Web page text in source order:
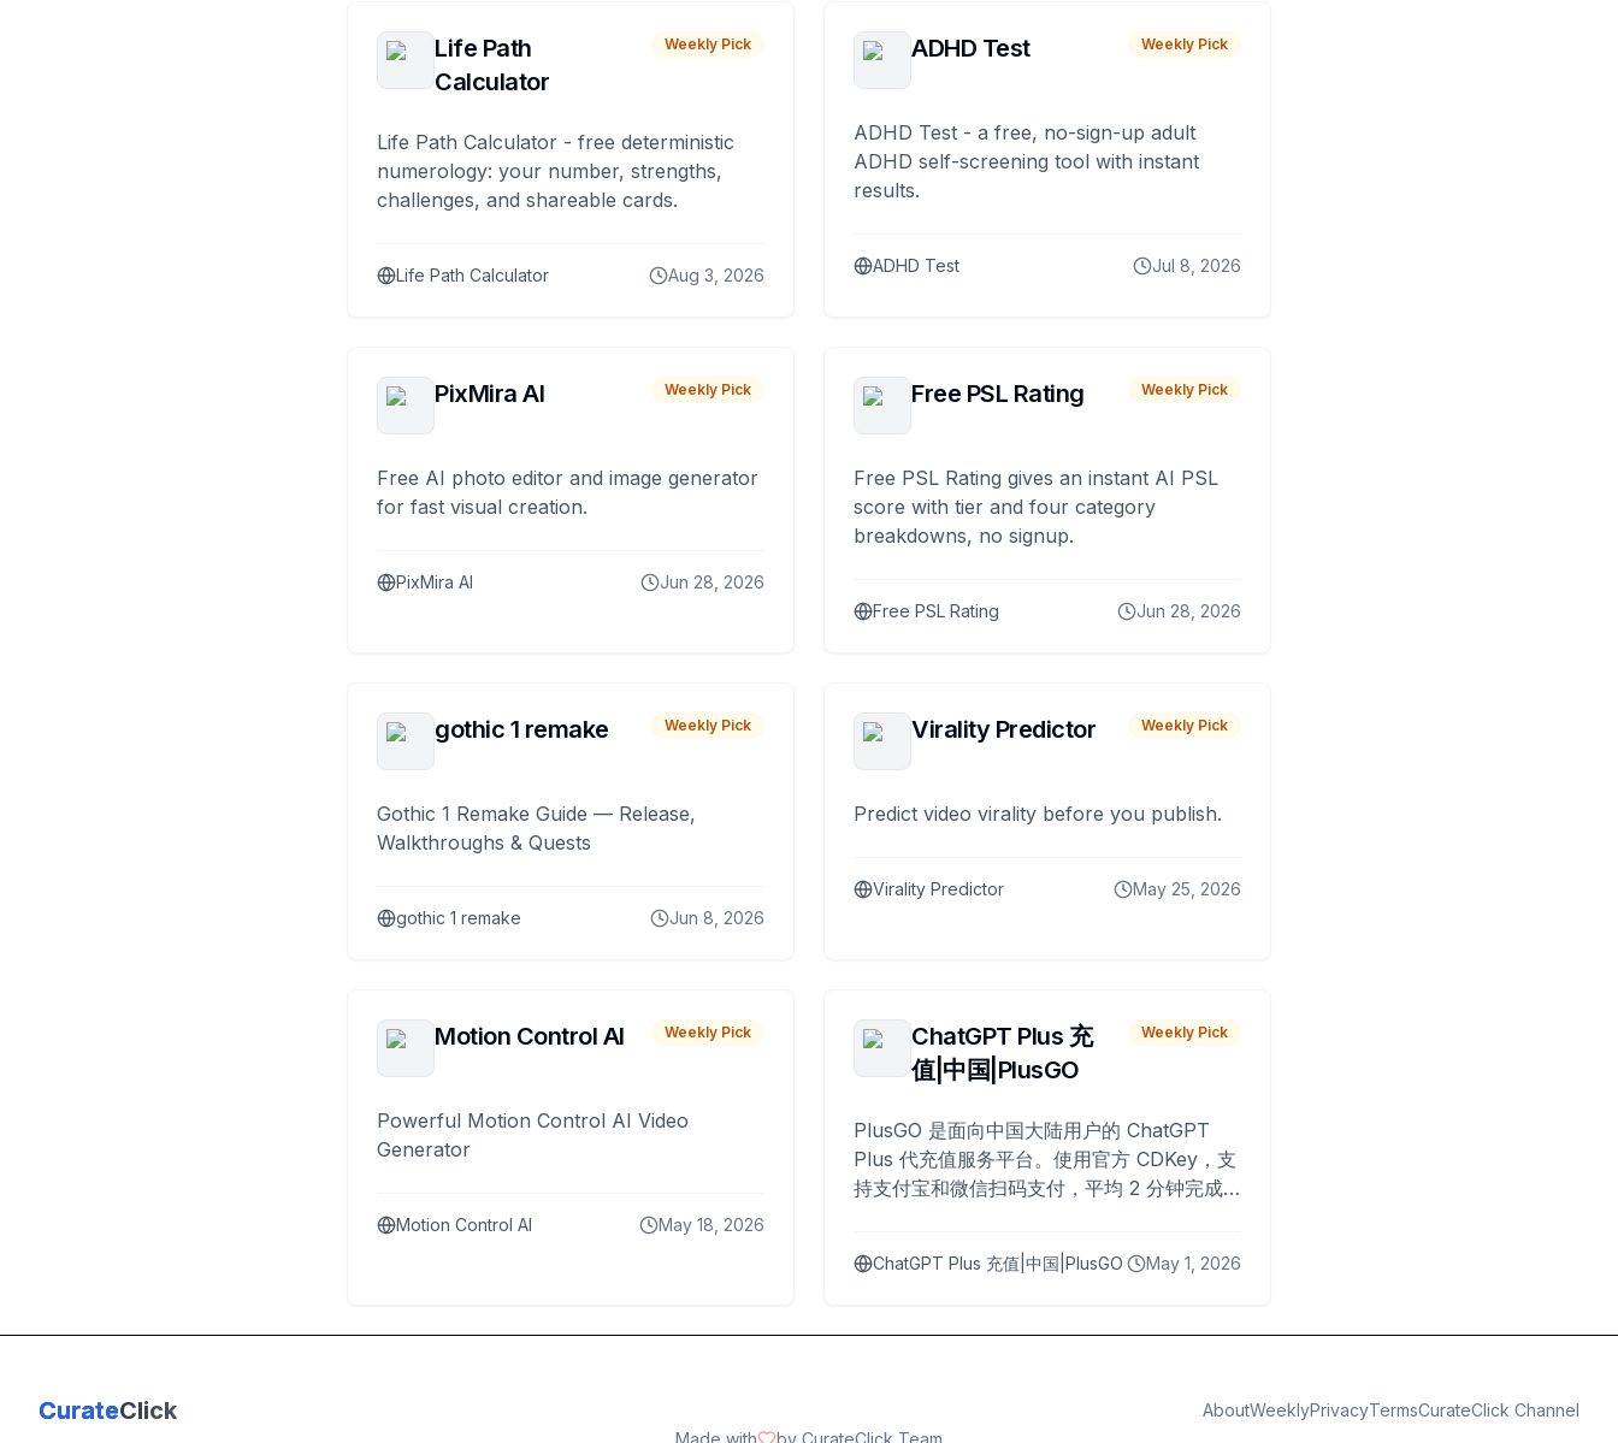
Life Path
Calculator
Weekly Pick
Life Path Calculator - free deterministic
numerology: your number, strengths,
challenges, and shareable cards.
Life Path Calculator Aug 3, 2026
ADHD Test Weekly Pick
ADHD Test - a free, no-sign-up adult
ADHD self-screening tool with instant
results.
ADHD Test Jul 8, 2026
PixMira AI Weekly Pick
Free AI photo editor and image generator
for fast visual creation.
PixMira AI Jun 28, 2026
Free PSL Rating Weekly Pick
Free PSL Rating gives an instant AI PSL
score with tier and four category
breakdowns, no signup.
Free PSL Rating Jun 28, 2026
gothic 1 remake Weekly Pick
Gothic 1 Remake Guide — Release,
Walkthroughs & Quests
gothic 1 remake Jun 8, 2026
Virality Predictor Weekly Pick
Predict video virality before you publish.
Virality Predictor May 25, 2026
Motion Control AI Weekly Pick
Powerful Motion Control AI Video
Generator
Motion Control AI May 18, 2026
ChatGPT Plus 充
值|中国|PlusGO
Weekly Pick
PlusGO 是面向中国大陆用户的 ChatGPT
Plus 代充值服务平台。使用官方 CDKey，支
持支付宝和微信扫码支付，平均 2 分钟完成
ChatGPT Plus 充值|中国|PlusGO May 1, 2026
CurateClick AboutWeeklyPrivacyTermsCurateClick Channel
Made with
by CurateClick Team